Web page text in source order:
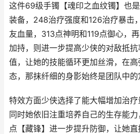
这件69级手镯【魂印之血纹镯】也
装备，248治疗强度和126治疗暴击
友血量，313点神明和119点御心，
加持，则进一步提高少侠的对敌抵
值，让她的技能循环更加丝滑，在
态，那抹纤细的身影始终是团队中的
特效方面少侠选择了能大幅增加治疗
同时她依旧注重培养自己的生存能
点【藏锋】进一步提升防御，让她直